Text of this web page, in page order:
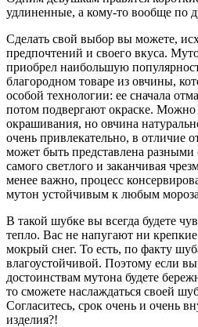
удлиненные, а кому-то вообще по
Сделать свой выбор вы можете,
предпочтений и своего вкуса.
приобрел наибольшую
благородном товаре из овчины,
особой технологии: ее сначала
потом подвергают окраске.
окрашивания, но овчина
очень привлекательно, в отличие
может быть представлена разными
самого светлого и заканчивая
менее важно, процесс
мутон устойчивым к любым
В такой шубке вы всегда будете
тепло. Вас не напугают ни
мокрый снег. То есть, по факту
влагоустойчивой. Поэтому если
достоинствам мутона будете
то сможете наслаждаться своей
Согласитесь, срок очень и очень
изделия?!